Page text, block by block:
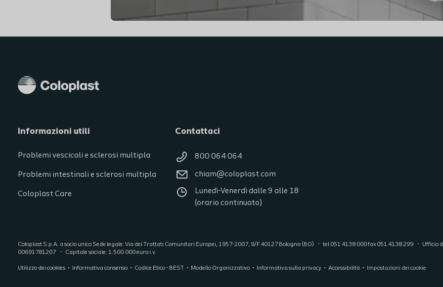
Informazioni utili
Problemi vescicali e sclerosi multipla
Problemi intestinali e sclerosi multipla
Coloplast Care
Contattaci
800 064 064
chiam@coloplast.com
Lunedì-Venerdì dalle 9 alle 18
(orario continuato)
Coloplast S.p.A. a socio unico Sede legale: Via dei Trattati Comunitari Europei, 1957-2007, 9/F 40127 Bologna (BO) tel 051 4138 000 fax 051 4138 299
Ufficio
00691781207
Capitale sociale: 1.500.000 euro i.v.
Utilizzo dei cookies Informativa consenso Codice Etico - BEST Modello Organizzativo Informativa sulla privacy Accessibilità Impostazioni dei cookie